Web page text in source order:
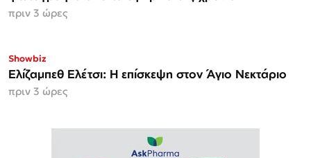
πριν 3 ώρες
Showbiz
Ελίζαμπεθ Ελέτσι: Η επίσκεψη στον Άγιο Νεκτάριο
πριν 3 ώρες